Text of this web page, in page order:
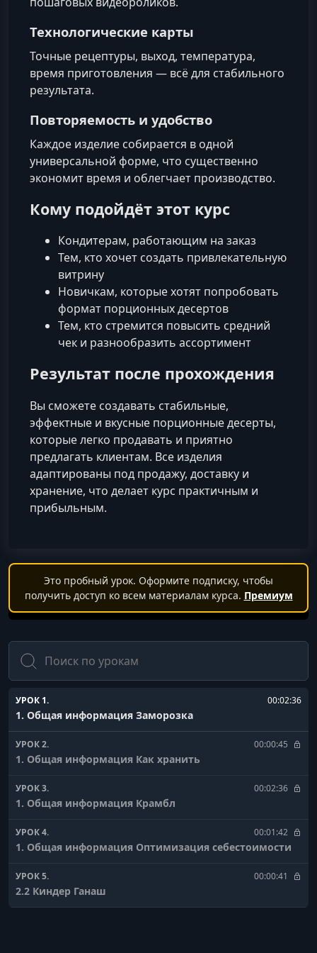
Технологические карты
Точные рецептуры, выход, температура,
время приготовления — всё для стабильного
результата.
Повторяемость и удобство
Каждое изделие собирается в одной
универсальной форме, что существенно
экономит время и облегчает производство.
Кому подойдёт этот курс
Кондитерам, работающим на заказ
Тем, кто хочет создать привлекательную
витрину
Новичкам, которые хотят попробовать
формат порционных десертов
Тем, кто стремится повысить средний
чек и разнообразить ассортимент
Результат после прохождения
Вы сможете создавать стабильные,
эффектные и вкусные порционные десерты,
которые легко продавать и приятно
предлагать клиентам. Все изделия
адаптированы под продажу, доставку и
хранение, что делает курс практичным и
прибыльным.
Это пробный урок. Оформите подписку, чтобы
получить доступ ко всем материалам курса. Премиум
Поиск
УРОК 1. 00:02:36
1. Общая информация Заморозка
УРОК 2. 00:00:45
1. Общая информация Как хранить
УРОК 3. 00:02:36
1. Общая информация Крамбл
УРОК 4. 00:01:42
1. Общая информация Оптимизация себестоимости
УРОК 5. 00:00:41
2.2 Киндер Ганаш